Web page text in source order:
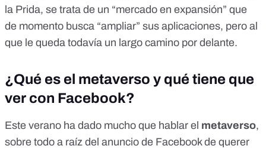
la Prida, se trata de un “mercado en expansión” que
de momento busca “ampliar” sus aplicaciones, pero al
que le queda todavía un largo camino por delante.
¿Qué es el metaverso y qué tiene que
ver con Facebook?
Este verano ha dado mucho que hablar el metaverso,
sobre todo a raíz del anuncio de Facebook de querer